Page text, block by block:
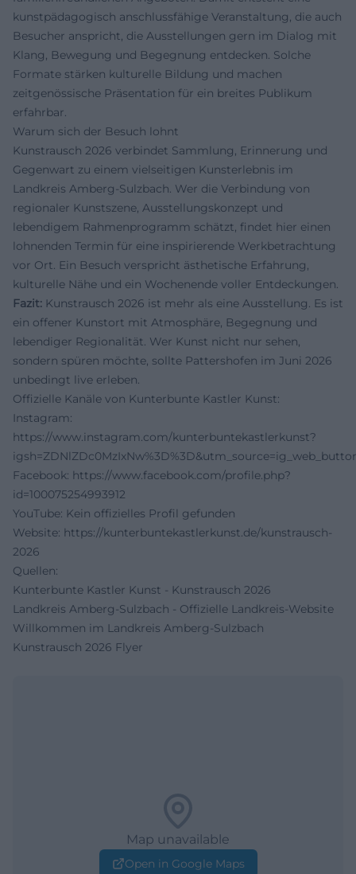
kunstpädagogisch anschlussfähige Veranstaltung, die auch
Besucher anspricht, die Ausstellungen gern im Dialog mit
Klang, Bewegung und Begegnung entdecken. Solche
Formate stärken kulturelle Bildung und machen
zeitgenössische Präsentation für ein breites Publikum
erfahrbar.
Warum sich der Besuch lohnt
Kunstrausch 2026 verbindet Sammlung, Erinnerung und
Gegenwart zu einem vielseitigen Kunsterlebnis im
Landkreis Amberg-Sulzbach. Wer die Verbindung von
regionaler Kunstszene, Ausstellungskonzept und
lebendigem Rahmenprogramm schätzt, findet hier einen
lohnenden Termin für eine inspirierende Werkbetrachtung
vor Ort. Ein Besuch verspricht ästhetische Erfahrung,
kulturelle Nähe und ein Wochenende voller Entdeckungen.
Fazit: Kunstrausch 2026 ist mehr als eine Ausstellung. Es ist
ein offener Kunstort mit Atmosphäre, Begegnung und
lebendiger Regionalität. Wer Kunst nicht nur sehen,
sondern spüren möchte, sollte Pattershofen im Juni 2026
unbedingt live erleben.
Offizielle Kanäle von Kunterbunte Kastler Kunst:
Instagram:
https://www.instagram.com/kunterbuntekastlerkunst?
Facebook: https://www.facebook.com/profile.php?
id=100075254993912
YouTube: Kein offizielles Profil gefunden
Website: https://kunterbuntekastlerkunst.de/kunstrausch-
2026
Quellen:
Kunterbunte Kastler Kunst - Kunstrausch 2026
Landkreis Amberg-Sulzbach - Offizielle Landkreis-Website
Willkommen im Landkreis Amberg-Sulzbach
Kunstrausch 2026 Flyer
Map unavailable
Open in Google Maps